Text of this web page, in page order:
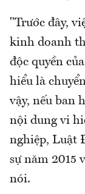
"Trước đây,
kinh doanh
độc quyền
hiểu là
vậy, nếu ban
nội dung vi
nghiệp, Luật
sự năm 2015
nói.